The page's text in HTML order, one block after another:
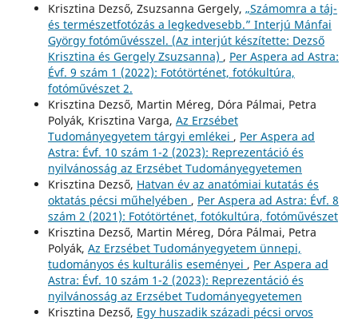
Krisztina Dezső, Zsuzsanna Gergely, „Számomra a táj-
és természetfotózás a legkedvesebb.” Interjú Mánfai
György fotóművésszel. (Az interjút készítette: Dezső
Krisztina és Gergely Zsuzsanna) , Per Aspera ad Astra:
Évf. 9 szám 1 (2022): Fotótörténet, fotókultúra,
fotóművészet 2.
Krisztina Dezső, Martin Méreg, Dóra Pálmai, Petra
Polyák, Krisztina Varga, Az Erzsébet
Tudományegyetem tárgyi emlékei , Per Aspera ad
Astra: Évf. 10 szám 1-2 (2023): Reprezentáció és
nyilvánosság az Erzsébet Tudományegyetemen
Krisztina Dezső, Hatvan év az anatómiai kutatás és
oktatás pécsi műhelyében , Per Aspera ad Astra: Évf. 8
szám 2 (2021): Fotótörténet, fotókultúra, fotóművészet
Krisztina Dezső, Martin Méreg, Dóra Pálmai, Petra
Polyák, Az Erzsébet Tudományegyetem ünnepi,
tudományos és kulturális eseményei , Per Aspera ad
Astra: Évf. 10 szám 1-2 (2023): Reprezentáció és
nyilvánosság az Erzsébet Tudományegyetemen
Krisztina Dezső, Egy huszadik századi pécsi orvos